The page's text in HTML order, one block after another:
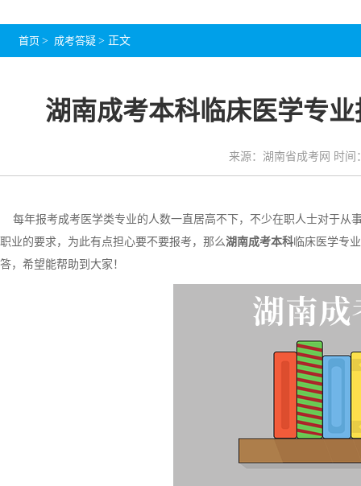
首页 > 成考答疑 > 正文
湖南成考本科临床医学专
来源：湖南省成考网 时间
每年报考成考医学类专业的人数一直居高不下，不少在职人士对于从
职业的要求，为此有点担心要不要报考，那么湖南成考本科 临床医学专
答，希望能帮助到大家！